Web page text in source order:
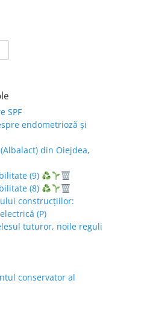
SPF
endometrioză și
din Oiejdea,
(9)
(8)
construcțiilor:
(P)
tuturor, noile reguli
conservator al